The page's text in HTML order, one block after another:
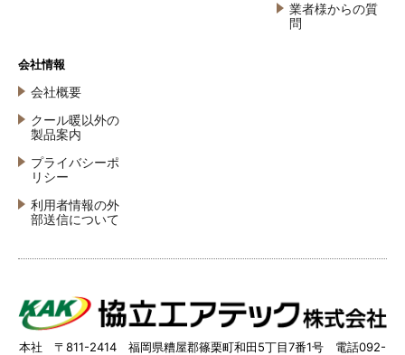
業者様からの質
問
会社情報
会社概要
クール暖以外の
製品案内
プライバシーポ
リシー
利用者情報の外
部送信について
本社 〒811-2414 福岡県糟屋郡篠栗町和田5丁目7番1号 電話092-